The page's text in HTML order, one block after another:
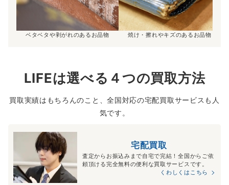
ベタベタや剥がれのあるお品物 焼け・擦れやキズのあるお品物
LIFEは選べる４つの買取方法
買取実績はもちろんのこと、全国対応の宅配買取サービスも人
気です。
宅配買取
査定からお振込みまで自宅で完結！全国からご依
頼頂ける完全無料の便利な買取サービスです。
くわしくはこちら